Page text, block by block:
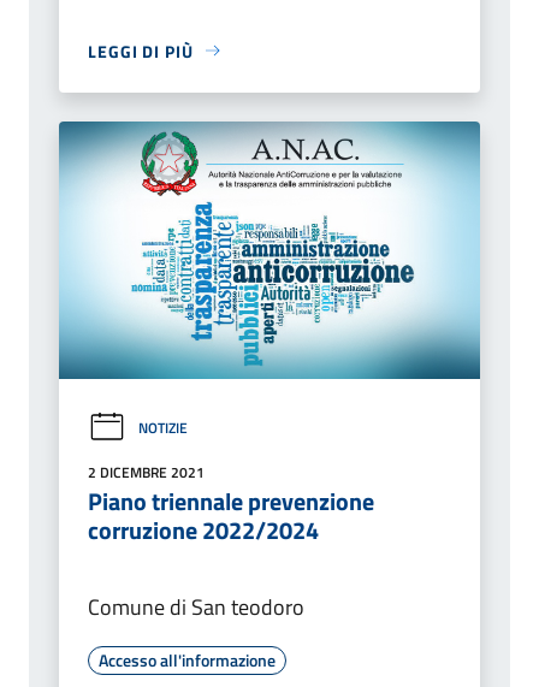
LEGGI DI PIÙ
NOTIZIE
2 DICEMBRE 2021
Piano triennale prevenzione
corruzione 2022/2024
Comune di San teodoro
Accesso all'informazione